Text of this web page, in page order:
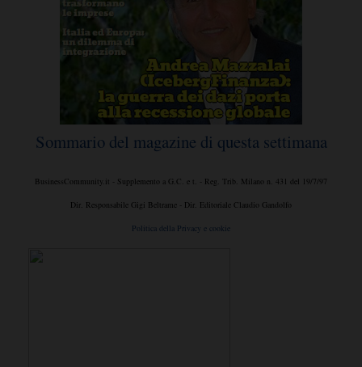
Sommario del magazine di questa settimana
BusinessCommunity.it - Supplemento a G.C. e t. - Reg. Trib. Milano n. 431 del 19/7/97
Dir. Responsabile Gigi Beltrame - Dir. Editoriale Claudio Gandolfo
Politica della Privacy e cookie